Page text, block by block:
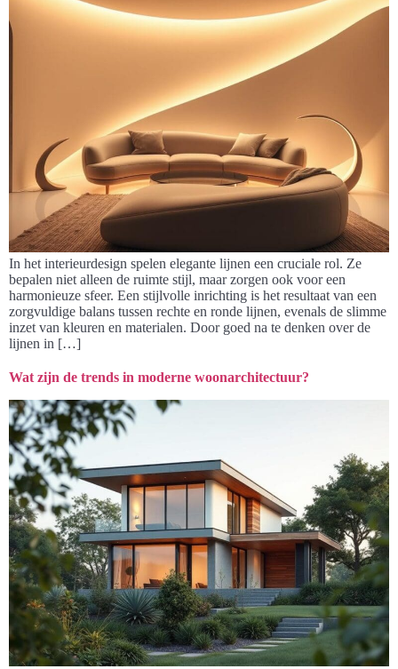
In het interieurdesign spelen elegante lijnen een cruciale rol. Ze
bepalen niet alleen de ruimte stijl, maar zorgen ook voor een
harmonieuze sfeer. Een stijlvolle inrichting is het resultaat van een
zorgvuldige balans tussen rechte en ronde lijnen, evenals de slimme
inzet van kleuren en materialen. Door goed na te denken over de
lijnen in […]
Wat zijn de trends in moderne woonarchitectuur?